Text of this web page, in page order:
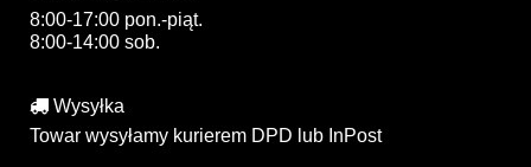
8:00-17:00 pon.-piąt.
8:00-14:00 sob.
Wysyłka
Towar wysyłamy kurierem DPD lub InPost